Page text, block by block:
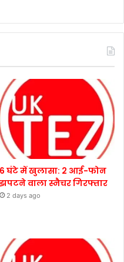
6 घंटे में खुलासा: 2 आई-फोन
झपटने वाला स्नैचर गिरफ्तार
2 days ago